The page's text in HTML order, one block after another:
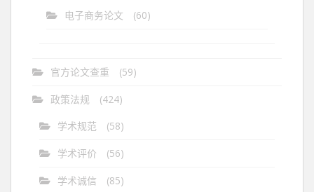
电子商务论文 (60)
官方论文查重 (59)
政策法规
(424)
学术规范
(58)
学术评价 (56)
学术诚信 (85)